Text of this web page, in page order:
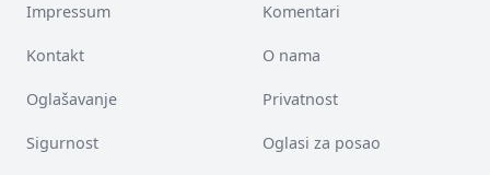
Impressum Komentari
Kontakt O nama
Oglašavanje Privatnost
Sigurnost Oglasi za posao